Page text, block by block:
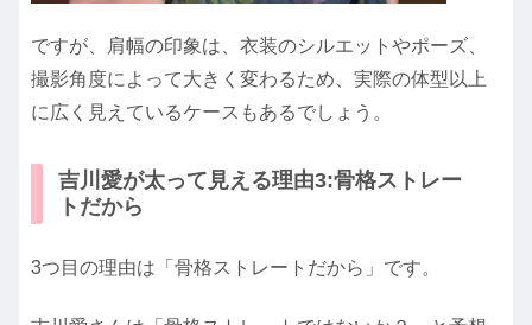
ですが、肩幅の印象は、衣装のシルエットやポーズ、
撮影角度によって大きく変わるため、実際の体型以上
に広く見えているケースもあるでしょう。
吉川愛が太って見える理由3:骨格ストレー
トだから
3つ目の理由は「骨格ストレートだから」です。